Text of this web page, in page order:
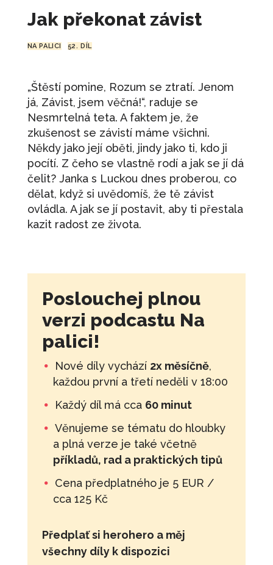
Jak překonat závist
NA PALICI 52. DÍL
„Štěstí pomine, Rozum se ztratí. Jenom
já, Závist, jsem věčná!“, raduje se
Nesmrtelná teta. A faktem je, že
zkušenost se závistí máme všichni.
Někdy jako její oběti, jindy jako ti, kdo ji
pocítí. Z čeho se vlastně rodí a jak se jí dá
čelit? Janka s Luckou dnes proberou, co
dělat, když si uvědomíš, že tě závist
ovládla. A jak se jí postavit, aby ti přestala
kazit radost ze života.
Poslouchej plnou
verzi podcastu Na
palici!
Nové díly vychází 2x měsíčně,
každou první a třetí neděli v 18:00
Každý díl má cca 60 minut
Věnujeme se tématu do hloubky
a plná verze je také včetně
příkladů, rad a praktických tipů
Cena předplatného je 5 EUR /
cca 125 Kč
Předplať si herohero a měj
všechny díly k dispozici